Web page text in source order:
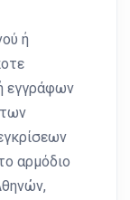
ή
εγγράφων
των
αρμόδιο